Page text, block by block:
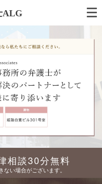
ALG
相談30分無料
い場合がございます。